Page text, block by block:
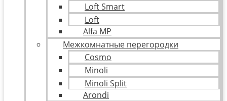
Loft Smart
Loft
Alfa MP
Межкомнатные перегородки
Cosmo
Minoli
Minoli Split
Arondi